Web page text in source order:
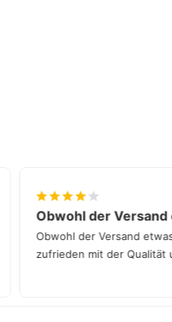
Obwohl der
Obwohl der
zufrieden mit der